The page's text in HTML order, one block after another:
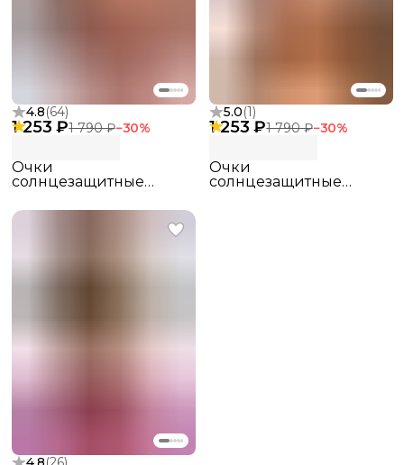
4.8(64)
1 253 ₽1 790 ₽−30%
Очки
солнцезащитные
pinterest
5.0(1)
1 253 ₽1 790 ₽−30%
Очки
солнцезащитные